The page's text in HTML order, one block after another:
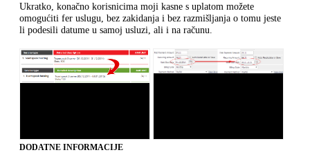
Ukratko, konačno korisnicima moji kasne s uplatom možete
omogućiti fer uslugu, bez zakidanja i bez razmišljanja o tomu jeste
li podesili datume u samoj usluzi, ali i na računu.
DODATNE INFORMACIJE